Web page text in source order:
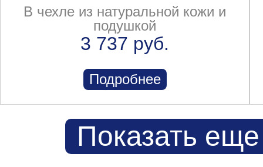
В чехле из натуральной кожи и
подушкой
3 737 руб.
Подробнее
Показать